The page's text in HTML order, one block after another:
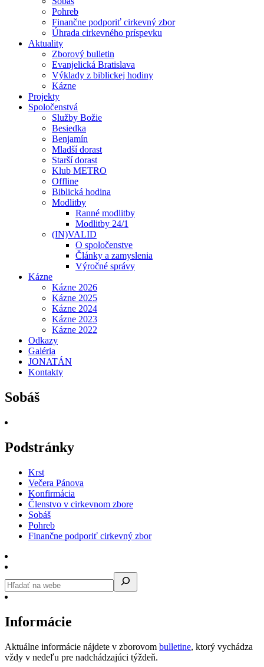
Pohreb
Finančne podporiť cirkevný zbor
Úhrada cirkevného príspevku
Aktuality
Zborový bulletin
Evanjelická Bratislava
Výklady z biblickej hodiny
Kázne
Projekty
Spoločenstvá
Služby Božie
Besiedka
Benjamín
Mladší dorast
Starší dorast
Klub METRO
Offline
Biblická hodina
Modlitby
Ranné modlitby
Modlitby 24/1
(IN)VALID
O spoločenstve
Články a zamyslenia
Výročné správy
Kázne
Kázne 2026
Kázne 2025
Kázne 2024
Kázne 2023
Kázne 2022
Odkazy
Galéria
JONATÁN
Kontakty
Sobáš
Podstránky
Krst
Večera Pánova
Konfirmácia
Členstvo v cirkevnom zbore
Sobáš
Pohreb
Finančne podporiť cirkevný zbor
Informácie
Aktuálne informácie nájdete v zborovom bulletine, ktorý vychádza
vždy v nedeľu pre nadchádzajúci týždeň.